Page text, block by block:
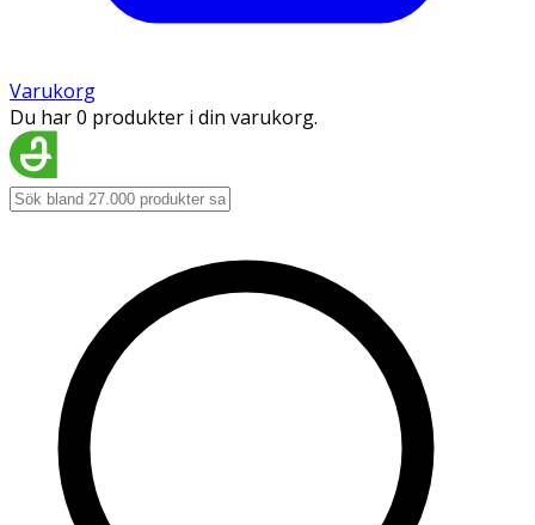
Varukorg
Du har 0 produkter i din varukorg.